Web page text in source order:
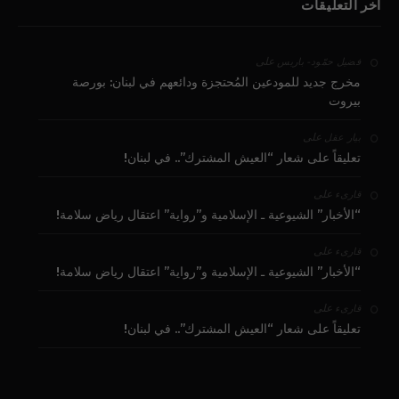
آخر التعليقات
فضيل حمّود - باريس على
مخرج جديد للمودعين المُحتجزة ودائعهم في لبنان: بورصة
بيروت
بيار عقل على
تعليقاً على شعار “العيش المشترك”.. في لبنان!
قارىء على
“الأخبار” الشيوعية ـ الإسلامية و”رواية” اعتقال رياض سلامة!
قارىء على
“الأخبار” الشيوعية ـ الإسلامية و”رواية” اعتقال رياض سلامة!
قارىء على
تعليقاً على شعار “العيش المشترك”.. في لبنان!